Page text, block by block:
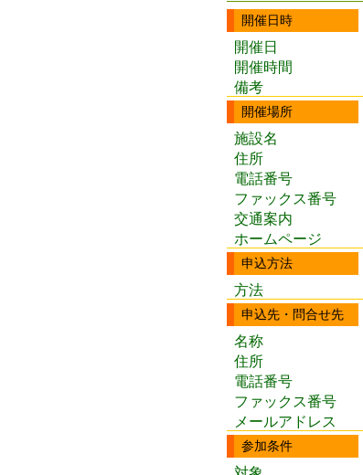
開催日時
開催日
開催時間
備考
開催場所
施設名
住所
電話番号
ファックス番号
交通案内
ホームページ
申込方法
方法
申込先・問合せ先
名称
住所
電話番号
ファックス番号
メールアドレス
参加条件